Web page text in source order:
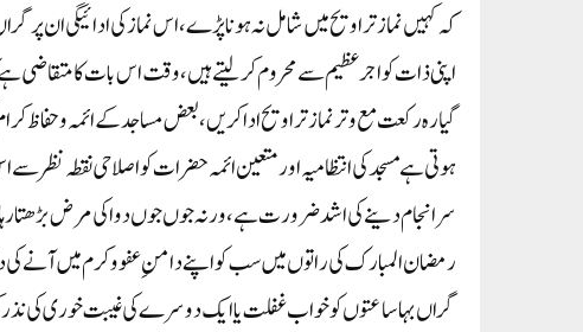
کہ کہیں نماز تراویح میں شامل نہ ہوناپڑے، اس نماز کی ادائیگی ان پر
اپنی ذات کو اجر عظیم سے محروم کرلیتے ہیں، وقت اس بات کا متقاضی
گیارہ رکعت مع وترنماز تراویح ادا کریں ، بعض مساجد کے ائمہ وحفاظ
ہوتی ہے مسجد کی انتظامیہ اور متعین ائمہ حضرات کواصلاحی نقطہ نظر
سرانجام دینے کی اشد ضرورت ہے، ورنہ جوں جوں دوا کی مرض بڑھتا
رمضان المبارک کی راتوں میں سب کو اپنے دامنِ عفو وکرم میں آنے
گراں بہا ساعتوں کو خواب غفلت یا ایک دوسرے کی غیبت خوری کی